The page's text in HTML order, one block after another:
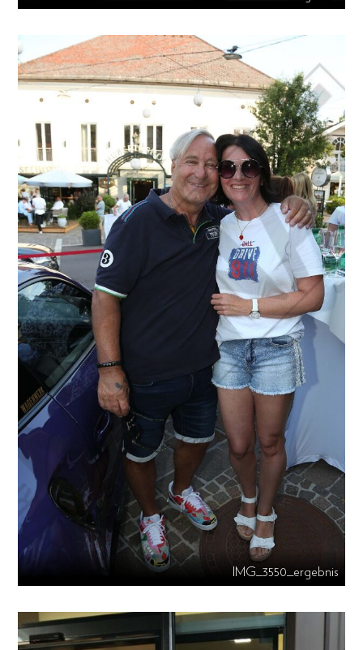
IMG_3550_ergebnis